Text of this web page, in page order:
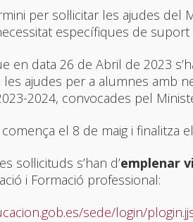
per sol·licitar les ajudes del
específiques de suport
en data 26 de Abril de 2023
les ajudes per a alumnes amb
2024, convocades pel
el 8 de maig i finalitza
sol·licituds s’han d’emplenar
i Formació professional:
sede/login/